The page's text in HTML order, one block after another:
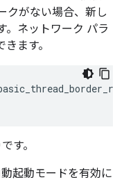
クがない場合、新し
。ネットワーク パラ
ます。
す。
起動モードを有効に